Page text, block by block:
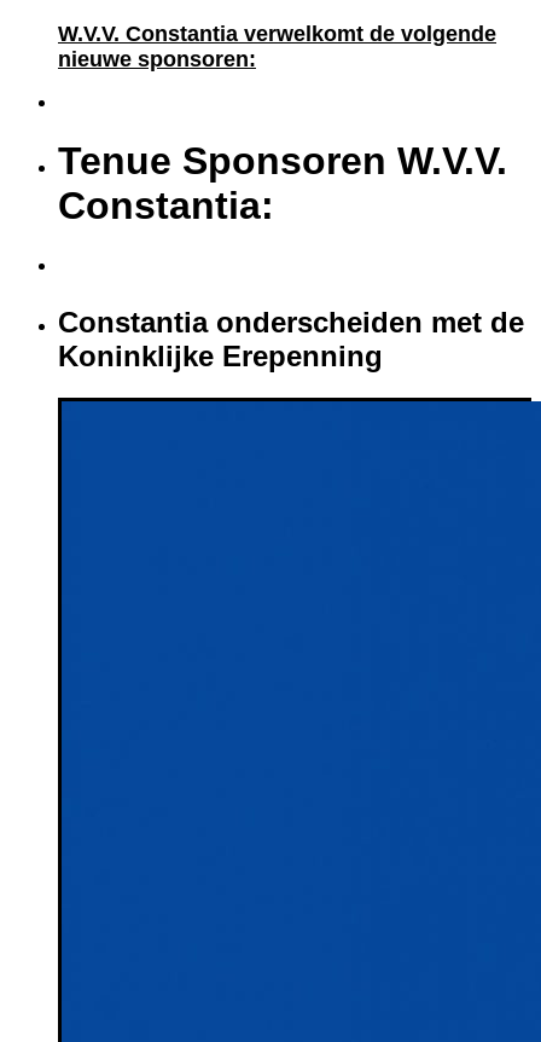
W.V.V. Constantia verwelkomt de volgende
nieuwe sponsoren:
Tenue Sponsoren W.V.V.
Constantia:
Constantia onderscheiden met de
Koninklijke Erepenning